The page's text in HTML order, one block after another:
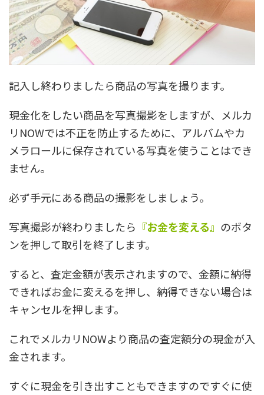
記入し終わりましたら商品の写真を撮ります。
現金化をしたい商品を写真撮影をしますが、メルカ
リNOWでは不正を防止するために、アルバムやカ
メラロールに保存されている写真を使うことはでき
ません。
必ず手元にある商品の撮影をしましょう。
写真撮影が終わりましたら 『お金を変える』 のボタ
ンを押して取引を終了します。
すると、査定金額が表示されますので、金額に納得
できればお金に変えるを押し、納得できない場合は
キャンセルを押します。
これでメルカリNOWより商品の査定額分の現金が入
金されます。
すぐに現金を引き出すこともできますのですぐに使